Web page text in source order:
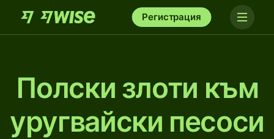
Регистрация
Полски злоти към
уругвайски песоси